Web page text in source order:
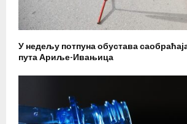
У недељу потпуна обустава
пута Ариље-Ивањица